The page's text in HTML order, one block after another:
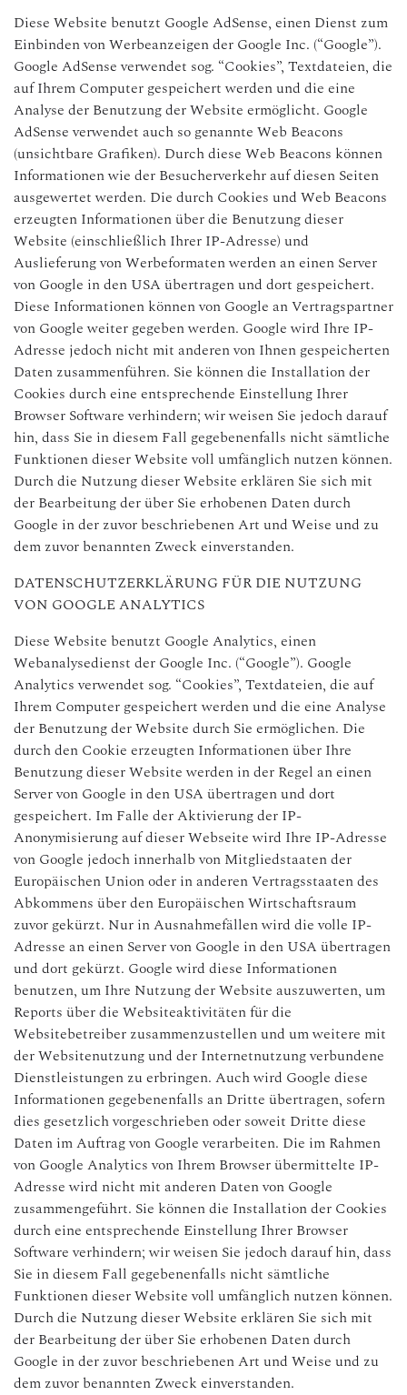
Diese Website benutzt Google AdSense, einen Dienst zum
Einbinden von Werbeanzeigen der Google Inc. (“Google”).
Google AdSense verwendet sog. “Cookies”, Textdateien, die
auf Ihrem Computer gespeichert werden und die eine
Analyse der Benutzung der Website ermöglicht. Google
AdSense verwendet auch so genannte Web Beacons
(unsichtbare Grafiken). Durch diese Web Beacons können
Informationen wie der Besucherverkehr auf diesen Seiten
ausgewertet werden. Die durch Cookies und Web Beacons
erzeugten Informationen über die Benutzung dieser
Website (einschließlich Ihrer IP-Adresse) und
Auslieferung von Werbeformaten werden an einen Server
von Google in den USA übertragen und dort gespeichert.
Diese Informationen können von Google an Vertragspartner
von Google weiter gegeben werden. Google wird Ihre IP-
Adresse jedoch nicht mit anderen von Ihnen gespeicherten
Daten zusammenführen. Sie können die Installation der
Cookies durch eine entsprechende Einstellung Ihrer
Browser Software verhindern; wir weisen Sie jedoch darauf
hin, dass Sie in diesem Fall gegebenenfalls nicht sämtliche
Funktionen dieser Website voll umfänglich nutzen können.
Durch die Nutzung dieser Website erklären Sie sich mit
der Bearbeitung der über Sie erhobenen Daten durch
Google in der zuvor beschriebenen Art und Weise und zu
dem zuvor benannten Zweck einverstanden.
DATENSCHUTZERKLÄRUNG FÜR DIE NUTZUNG
VON GOOGLE ANALYTICS
Diese Website benutzt Google Analytics, einen
Webanalysedienst der Google Inc. (“Google”). Google
Analytics verwendet sog. “Cookies”, Textdateien, die auf
Ihrem Computer gespeichert werden und die eine Analyse
der Benutzung der Website durch Sie ermöglichen. Die
durch den Cookie erzeugten Informationen über Ihre
Benutzung dieser Website werden in der Regel an einen
Server von Google in den USA übertragen und dort
gespeichert. Im Falle der Aktivierung der IP-
Anonymisierung auf dieser Webseite wird Ihre IP-Adresse
von Google jedoch innerhalb von Mitgliedstaaten der
Europäischen Union oder in anderen Vertragsstaaten des
Abkommens über den Europäischen Wirtschaftsraum
zuvor gekürzt. Nur in Ausnahmefällen wird die volle IP-
Adresse an einen Server von Google in den USA übertragen
und dort gekürzt. Google wird diese Informationen
benutzen, um Ihre Nutzung der Website auszuwerten, um
Reports über die Websiteaktivitäten für die
Websitebetreiber zusammenzustellen und um weitere mit
der Websitenutzung und der Internetnutzung verbundene
Dienstleistungen zu erbringen. Auch wird Google diese
Informationen gegebenenfalls an Dritte übertragen, sofern
dies gesetzlich vorgeschrieben oder soweit Dritte diese
Daten im Auftrag von Google verarbeiten. Die im Rahmen
von Google Analytics von Ihrem Browser übermittelte IP-
Adresse wird nicht mit anderen Daten von Google
zusammengeführt. Sie können die Installation der Cookies
durch eine entsprechende Einstellung Ihrer Browser
Software verhindern; wir weisen Sie jedoch darauf hin, dass
Sie in diesem Fall gegebenenfalls nicht sämtliche
Funktionen dieser Website voll umfänglich nutzen können.
Durch die Nutzung dieser Website erklären Sie sich mit
der Bearbeitung der über Sie erhobenen Daten durch
Google in der zuvor beschriebenen Art und Weise und zu
dem zuvor benannten Zweck einverstanden.